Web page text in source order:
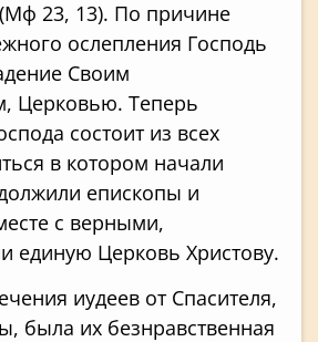
23, 13). По причине
ослепления Господь
Своим
Церковью. Теперь
состоит из всех
в котором начали
епископы и
с верными,
единую Церковь Христову.
иудеев от Спасителя,
была их безнравственная